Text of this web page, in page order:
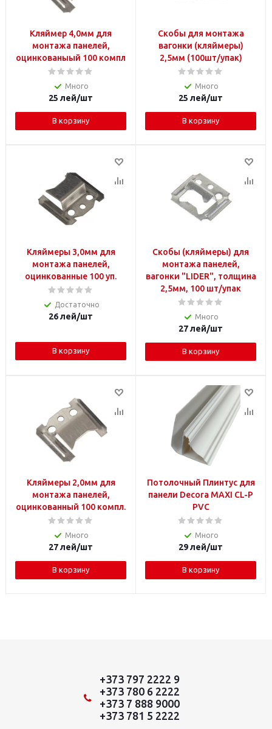
Кляймер 4,0мм для
монтажа панелей,
оцинкованыый 100 компл
Много
25 лей/шт
В корзину
Скобы для монтажа
вагонки (кляймеры)
2,5мм (100шт/упак)
Много
25 лей/шт
В корзину
Кляймеры 3,0мм для
монтажа панелей,
оцинкованные 100 уп.
Достаточно
26лей/шт
В корзину
Скобы (кляймеры) для
монтажа панелей,
вагонки "LIDER", толщина
2,5мм, 100 шт/упак
Много
27лей/шт
В корзину
Кляймеры 2,0мм для
монтажа панелей,
оцинкованный 100 компл.
Много
27лей/шт
В корзину
Потолочный Плинтус для
панели Decora MAXI CL-P
PVC
Много
29лей/шт
В корзину
+373 797 2222 9
+373 780 6 2222
+373 7 888 9000
+373 781 5 2222